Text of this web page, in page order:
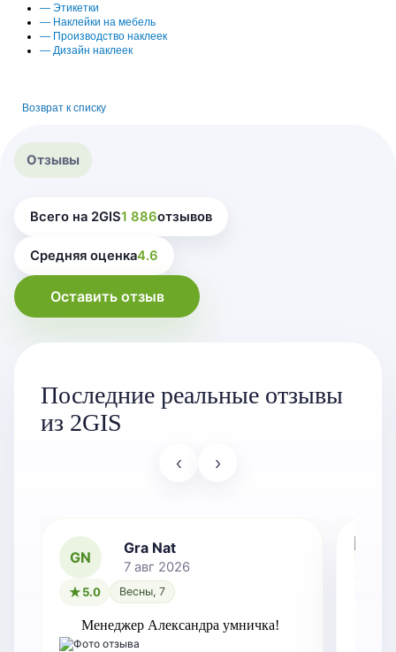
— Этикетки
— Наклейки на мебель
— Производство наклеек
— Дизайн наклеек
Возврат к списку
Отзывы
Всего на 2GIS1 886отзывов
Средняя оценка4.6
Оставить отзыв
Последние реальные отзывы
из 2GIS
‹ ›
GN
Gra Nat
7 авг 2026
5.0 Весны, 7
Менеджер Александра умничка!